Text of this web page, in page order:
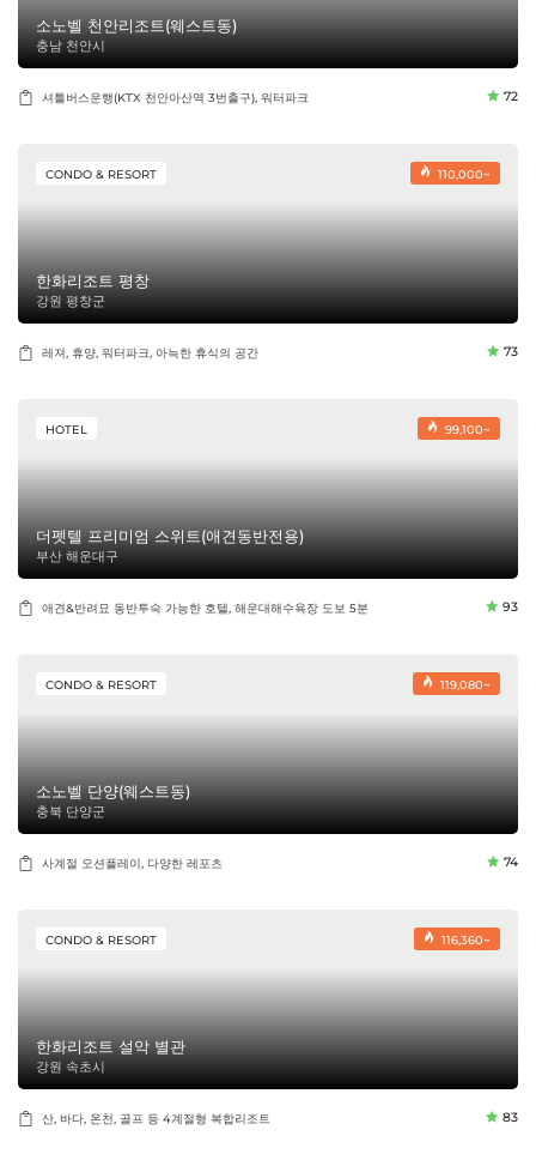
소노벨 천안리조트(웨스트동)
충남 천안시
셔틀버스운행(KTX 천안아산역 3번출구), 워터파크 72
110,000~
CONDO & RESORT
한화리조트 평창
강원 평창군
레져, 휴양, 워터파크, 아늑한 휴식의 공간 73
99,100~
HOTEL
더펫텔 프리미엄 스위트(애견동반전용)
부산 해운대구
애견&반려묘 동반투숙 가능한 호텔, 해운대해수욕장 도보 5분 93
119,080~
CONDO & RESORT
소노벨 단양(웨스트동)
충북 단양군
사계절 오션플레이, 다양한 레포츠 74
116,360~
CONDO & RESORT
한화리조트 설악 별관
강원 속초시
산, 바다, 온천, 골프 등 4계절형 복합리조트 83